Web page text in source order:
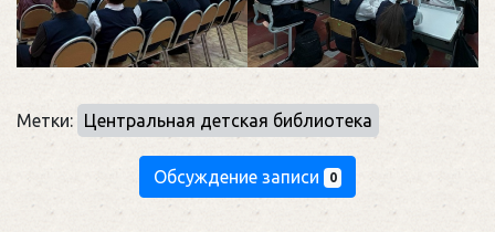
Метки: Центральная детская библиотека
Обсуждение записи 0